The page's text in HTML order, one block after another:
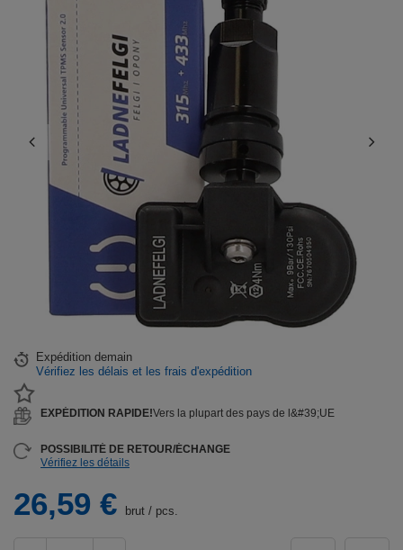
26,59 € brut / pcs.
Expédition demain
Vérifiez les délais et les frais d'expédition
EXPÉDITION RAPIDE!Vers la plupart des pays de l&#39;UE
POSSIBILITÉ DE RETOUR/ÉCHANGE
Vérifiez les détails